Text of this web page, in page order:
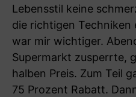
Lebensstil keine
die richtigen
war mir wichtiger.
Supermarkt zusperrte,
halben Preis. Zum Teil
75 Prozent Rabatt.